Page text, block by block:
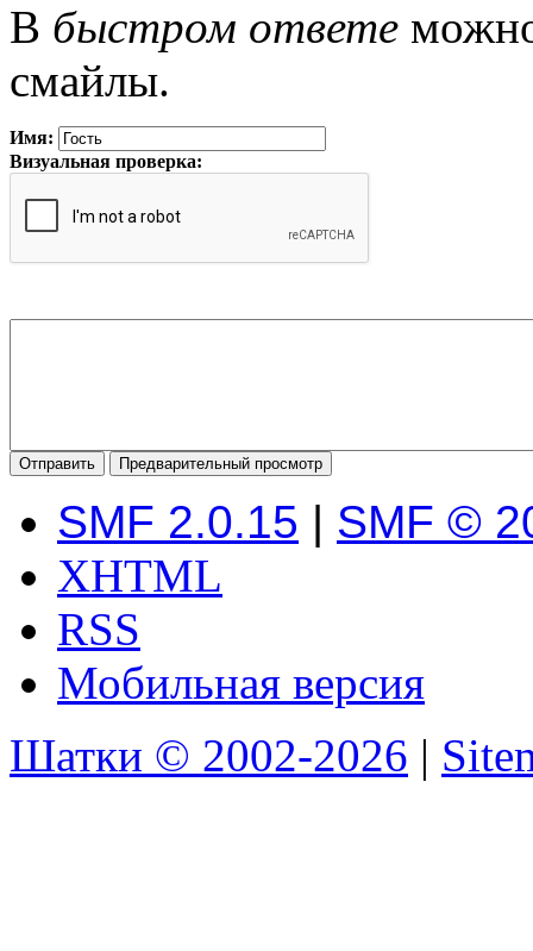
В быстром ответе
смайлы.
Имя:
Визуальная проверка:
SMF 2.0.15 | SMF ©
XHTML
RSS
Мобильная версия
Шатки © 2002-2026 |